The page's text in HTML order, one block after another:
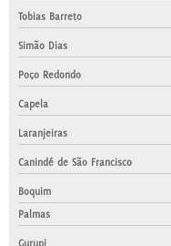
Tobias Barreto
Simão Dias
Poço Redondo
Capela
Laranjeiras
Canindé de São Francisco
Boquim
Palmas
Gurupi